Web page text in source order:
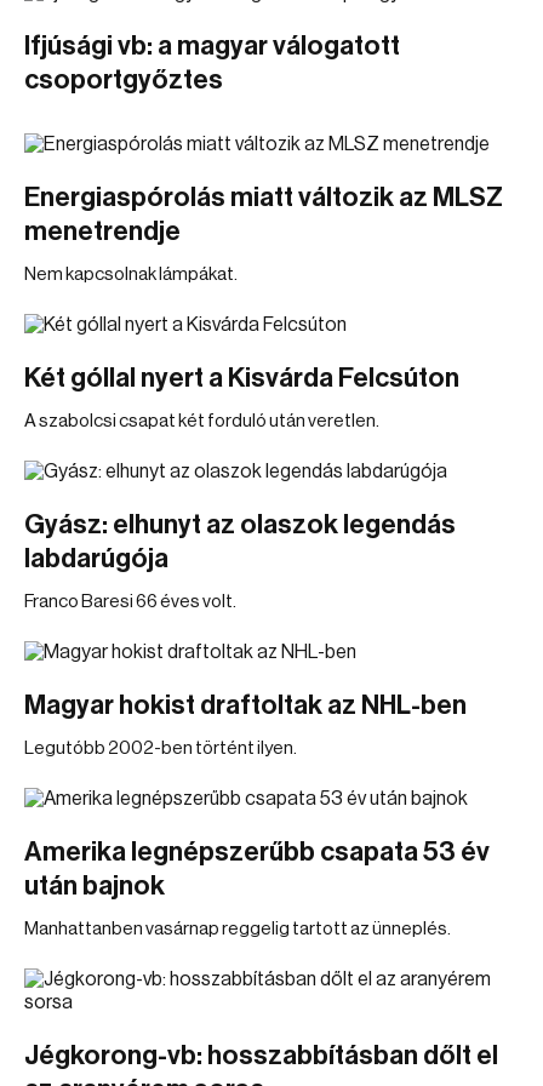
Ifjúsági vb: a magyar válogatott
csoportgyőztes
Energiaspórolás miatt változik az MLSZ
menetrendje
Nem kapcsolnak lámpákat.
Két góllal nyert a Kisvárda Felcsúton
A szabolcsi csapat két forduló után veretlen.
Gyász: elhunyt az olaszok legendás
labdarúgója
Franco Baresi 66 éves volt.
Magyar hokist draftoltak az NHL-ben
Legutóbb 2002-ben történt ilyen.
Amerika legnépszerűbb csapata 53 év
után bajnok
Manhattanben vasárnap reggelig tartott az ünneplés.
Jégkorong-vb: hosszabbításban dőlt el